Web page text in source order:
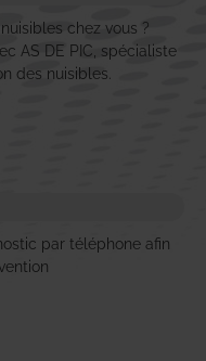
chez vous ?
AS DE PIC, spécialiste
des nuisibles.
par téléphone afin